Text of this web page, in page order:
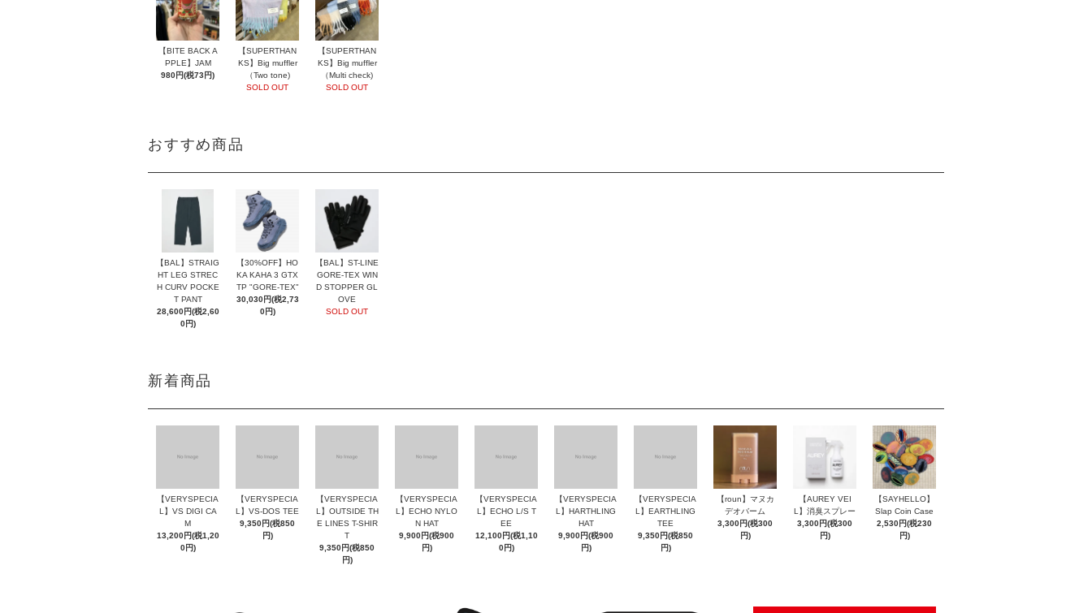
【BITE BACK A
PPLE】JAM
980円(税73円)
【SUPERTHAN
KS】Big muffler
（Two tone)
SOLD OUT
【SUPERTHAN
KS】Big muffler
（Multi check)
SOLD OUT
おすすめ商品
【BAL】STRAIG
HT LEG STREC
H CURV POCKE
T PANT
28,600円(税2,60
0円)
【30%OFF】HO
KA KAHA 3 GTX
TP "GORE-TEX"
30,030円(税2,73
0円)
【BAL】ST-LINE
GORE-TEX WIN
D STOPPER GL
OVE
SOLD OUT
新着商品
【VERYSPECIA
L】VS DIGI CA
M
13,200円(税1,20
0円)
【VERYSPECIA
L】VS-DOS TEE
9,350円(税850
円)
【VERYSPECIA
L】OUTSIDE TH
E LINES T-SHIR
T
9,350円(税850
円)
【VERYSPECIA
L】ECHO NYLO
N HAT
9,900円(税900
円)
【VERYSPECIA
L】ECHO L/S T
EE
12,100円(税1,10
0円)
【VERYSPECIA
L】HARTHLING
HAT
9,900円(税900
円)
【VERYSPECIA
L】EARTHLING
TEE
9,350円(税850
円)
【roun】マヌカ
デオバーム
3,300円(税300
円)
【AUREY VEI
L】消臭スプレー
3,300円(税300
円)
【SAYHELLO】
Slap Coin Case
2,530円(税230
円)